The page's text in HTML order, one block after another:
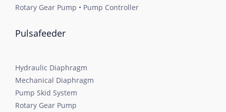
Rotary Gear Pump • Pump Controller
Pulsafeeder
Hydraulic Diaphragm
Mechanical Diaphragm
Pump Skid System
Rotary Gear Pump